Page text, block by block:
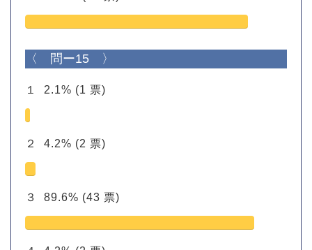
〈 問ー15 〉
１ 2.1% (1 票)
２ 4.2% (2 票)
３ 89.6% (43 票)